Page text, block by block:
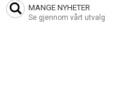
MANGE NYHETER
Se gjennom vårt utvalg